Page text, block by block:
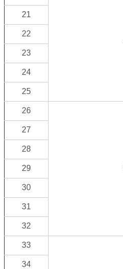
21
22
23
24
25
26
27
28
29
30
31
32
33
34